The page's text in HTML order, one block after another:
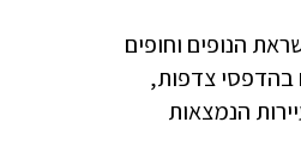
של שני שמר נסע לדרום איטליה עם קולקציית הקיץ של 2023. בהשראת הנופים וחופים
בהדפסי צדפות,
הנמצאות